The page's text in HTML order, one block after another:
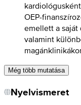
OEP-
emellett a saját
valamint
Még több mutatása
Nyelvismeret